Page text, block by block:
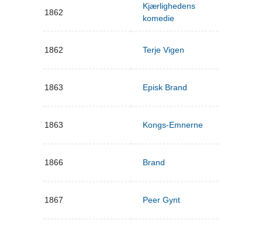
1862
Kjærlighedens
komedie
1862 Terje Vigen
1863 Episk Brand
1863 Kongs-Emnerne
1866 Brand
1867 Peer Gynt